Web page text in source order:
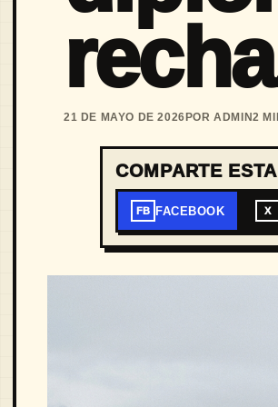
21 DE MAYO DE 2026 POR ADMIN2
COMPARTE
FB FACEBOOK X